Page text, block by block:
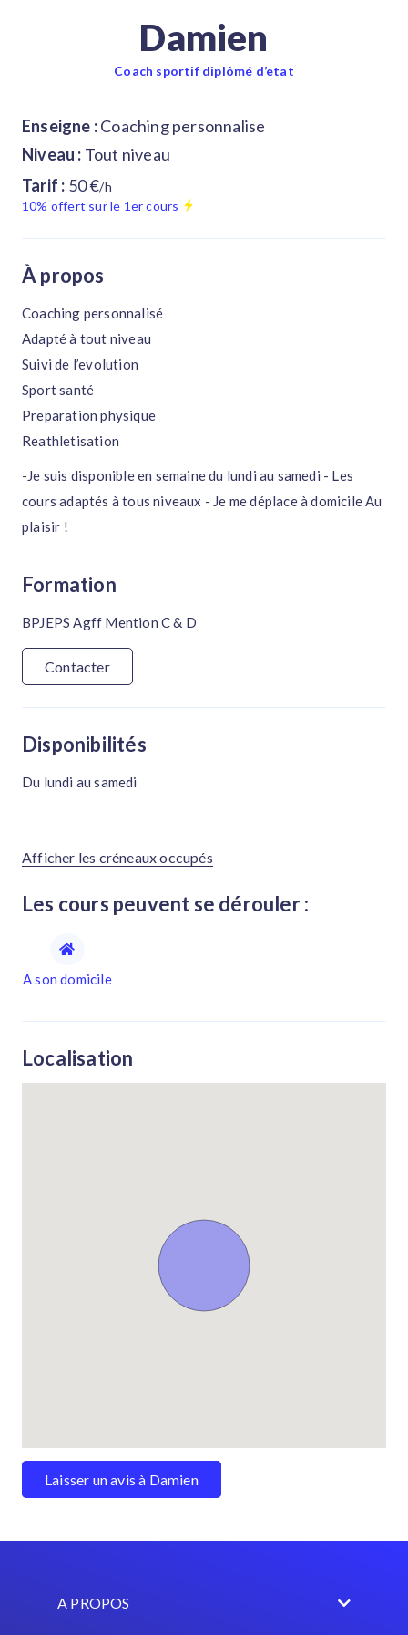
Damien
Coach sportif diplômé d’etat
Enseigne :Coaching personnalise
Niveau : Tout niveau
Tarif : 50 €/h
10% offert sur le 1er cours
À propos
Coaching personnalisé
Adapté à tout niveau
Suivi de l’evolution
Sport santé
Preparation physique
Reathletisation
-Je suis disponible en semaine du lundi au samedi - Les
cours adaptés à tous niveaux - Je me déplace à domicile Au
plaisir !
Formation
BPJEPS Agff Mention C & D
Contacter
Disponibilités
Du lundi au samedi
Afficher les créneaux occupés
Les cours peuvent se dérouler :
A son domicile
Localisation
Laisser un avis à Damien
A PROPOS